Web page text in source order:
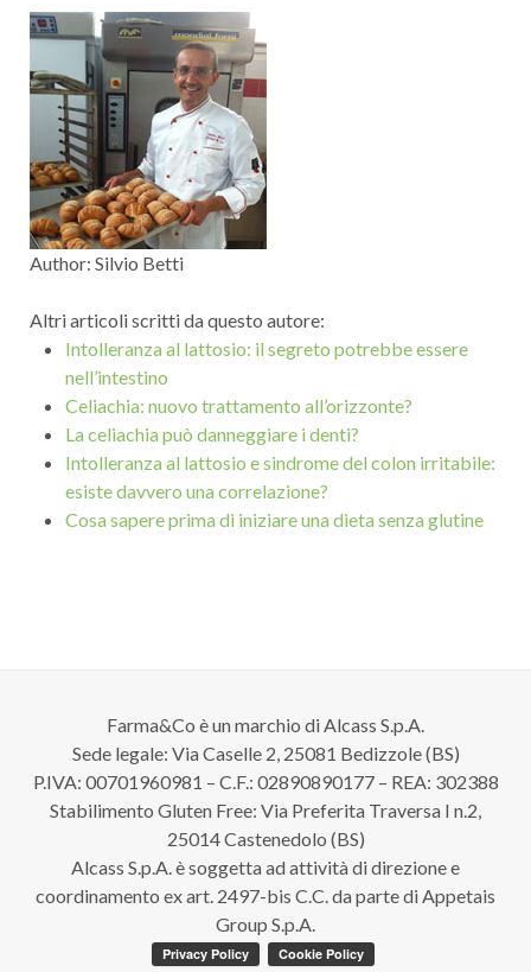
Author: Silvio Betti
Altri articoli scritti da questo autore:
Intolleranza al lattosio: il segreto potrebbe essere
nell’intestino
Celiachia: nuovo trattamento all’orizzonte?
La celiachia può danneggiare i denti?
Intolleranza al lattosio e sindrome del colon irritabile:
esiste davvero una correlazione?
Cosa sapere prima di iniziare una dieta senza glutine
Farma&Co è un marchio di Alcass S.p.A.
Sede legale: Via Caselle 2, 25081 Bedizzole (BS)
P.IVA: 00701960981 – C.F.: 02890890177 – REA: 302388
Stabilimento Gluten Free: Via Preferita Traversa I n.2,
25014 Castenedolo (BS)
Alcass S.p.A. è soggetta ad attività di direzione e
coordinamento ex art. 2497-bis C.C. da parte di Appetais
Group S.p.A.